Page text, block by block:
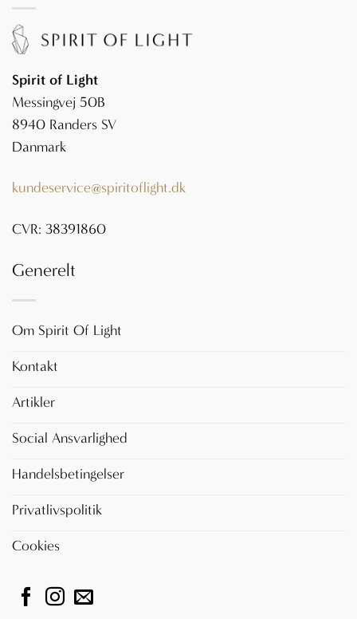
Spirit of Light
Messingvej 50B
8940 Randers SV
Danmark
kundeservice@spiritoflight.dk
CVR: 38391860
Generelt
Om Spirit Of Light
Kontakt
Artikler
Social Ansvarlighed
Handelsbetingelser
Privatlivspolitik
Cookies